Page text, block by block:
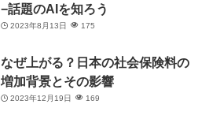
−話題のAIを知ろう
2023年8月13日 175
なぜ上がる？日本の社会保険料の
増加背景とその影響
2023年12月19日 169